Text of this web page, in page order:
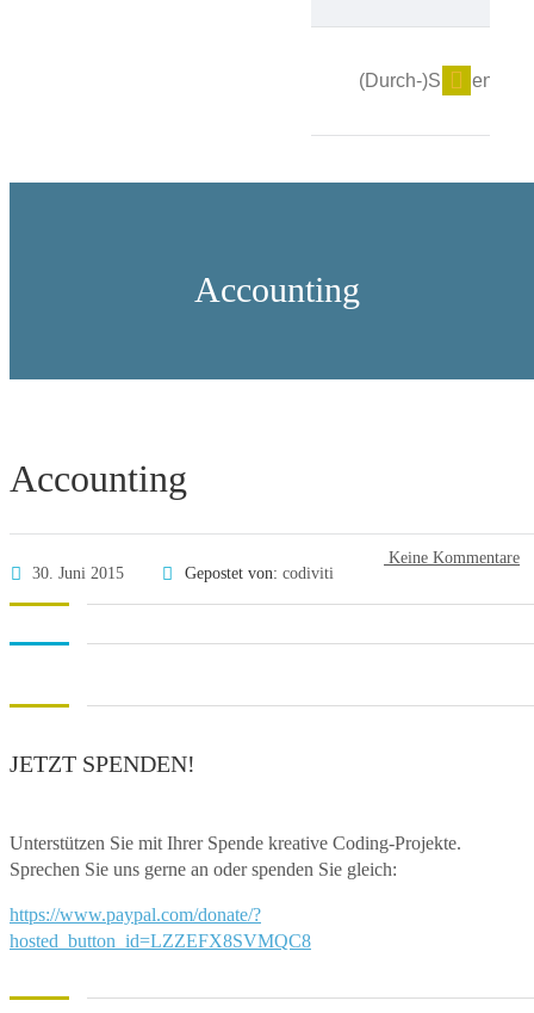
Accounting
Accounting
30. Juni 2015 Gepostet von: codiviti
Keine Kommentare
JETZT SPENDEN!
Unterstützen Sie mit Ihrer Spende kreative Coding-Projekte.
Sprechen Sie uns gerne an oder spenden Sie gleich:
https://www.paypal.com/donate/?
hosted_button_id=LZZEFX8SVMQC8